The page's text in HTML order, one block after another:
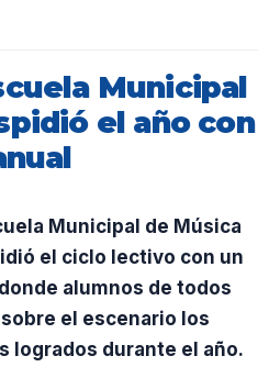
Municipal
el año con
Municipal de Música
el ciclo lectivo con un
alumnos de todos
el escenario los
logrados durante el año.